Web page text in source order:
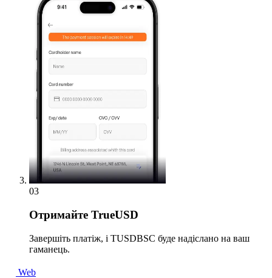
03
Отримайте TrueUSD
Завершіть платіж, і TUSDBSC буде надіслано на ваш
гаманець.
Web